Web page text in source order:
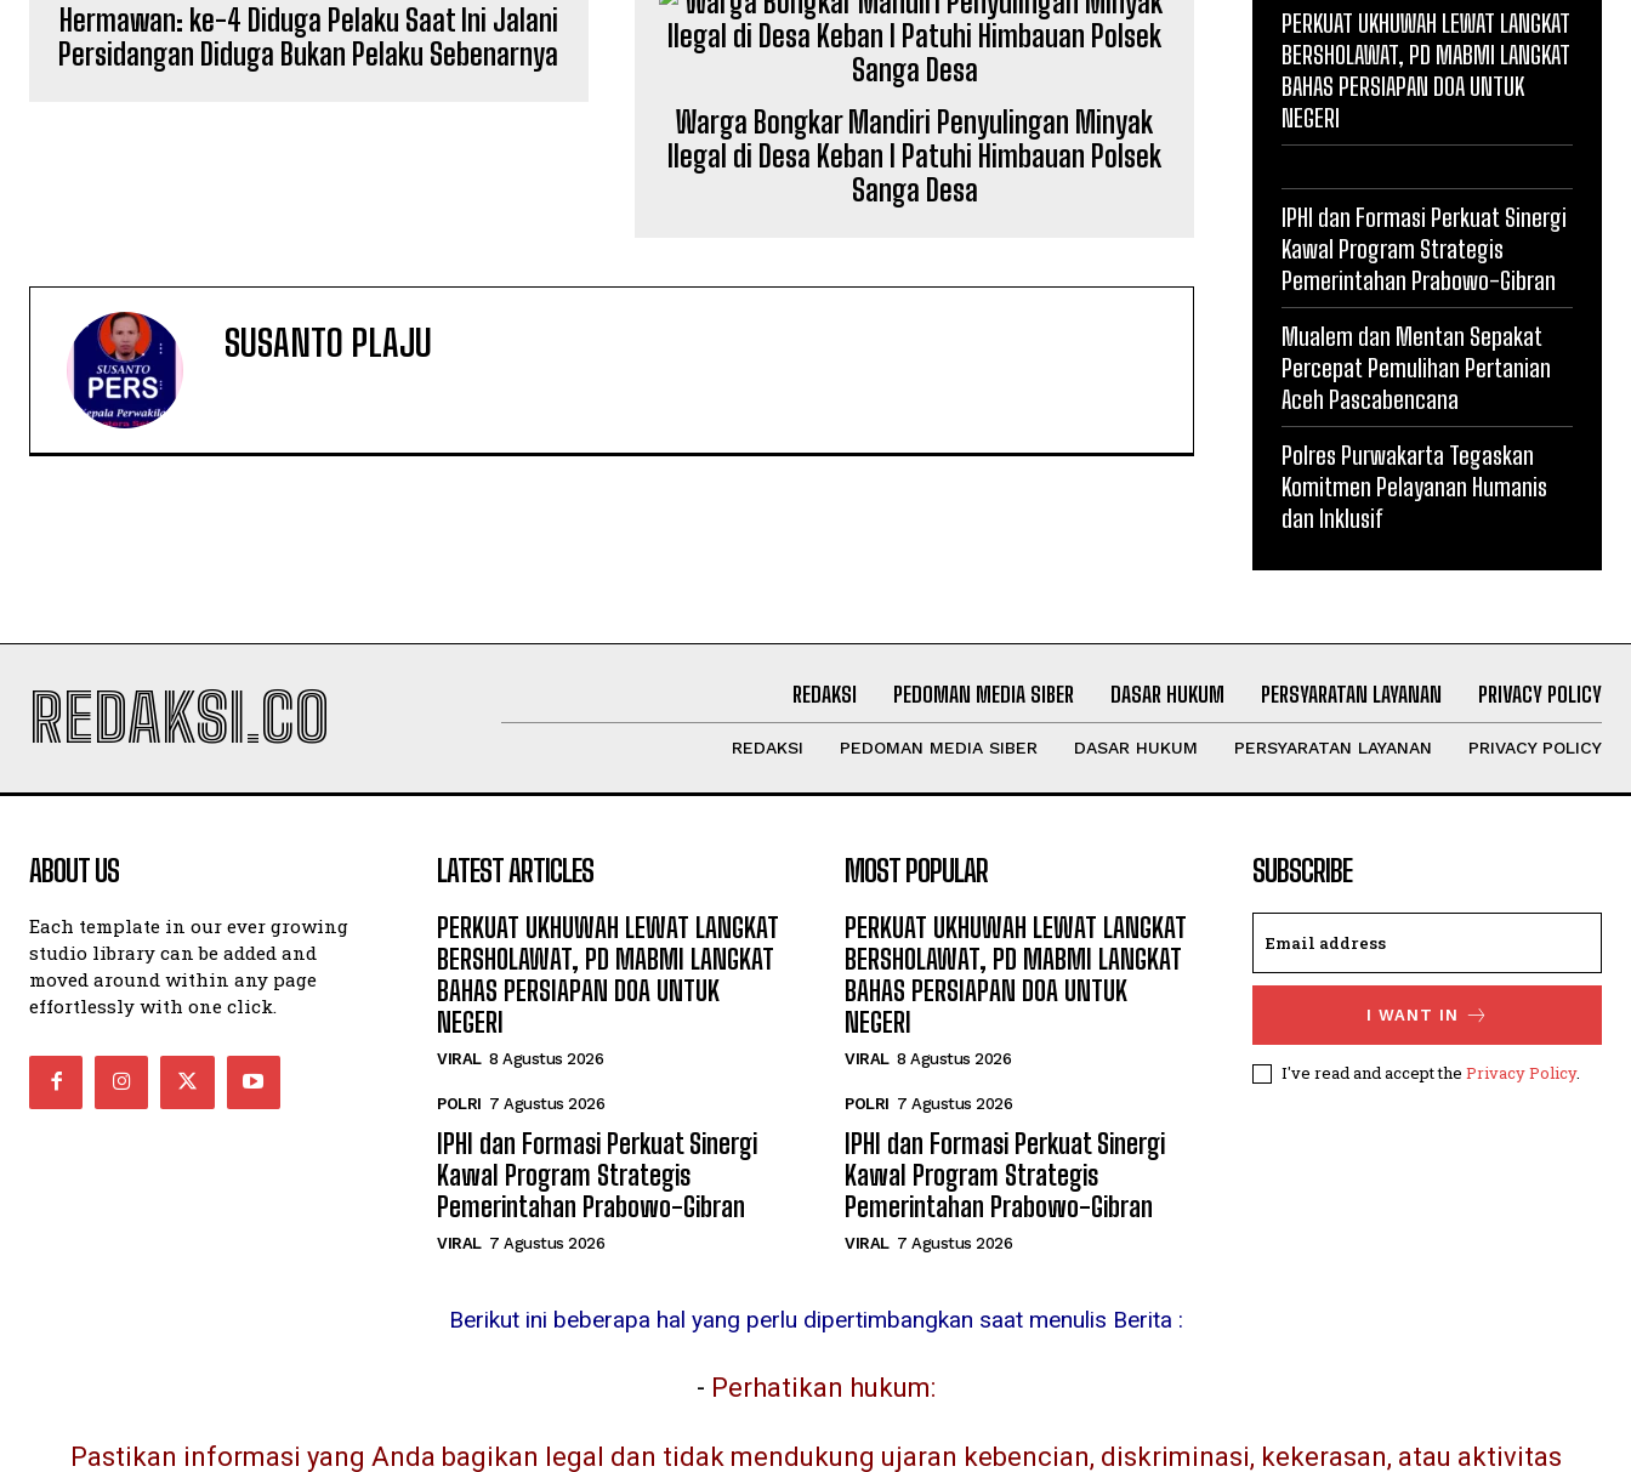
Hermawan: ke-4 Diduga Pelaku Saat Ini Jalani
Persidangan Diduga Bukan Pelaku Sebenarnya
Warga Bongkar Mandiri Penyulingan Minyak
Ilegal di Desa Keban I Patuhi Himbauan Polsek
Sanga Desa
SUSANTO PLAJU
PERKUAT UKHUWAH LEWAT LANGKAT
BERSHOLAWAT, PD MABMI LANGKAT
BAHAS PERSIAPAN DOA UNTUK
NEGERI
IPHI dan Formasi Perkuat Sinergi
Kawal Program Strategis
Pemerintahan Prabowo-Gibran
Mualem dan Mentan Sepakat
Percepat Pemulihan Pertanian
Aceh Pascabencana
Polres Purwakarta Tegaskan
Komitmen Pelayanan Humanis
dan Inklusif
REDAKSI.CO REDAKSI PEDOMAN MEDIA SIBER DASAR HUKUM PERSYARATAN LAYANAN PRIVACY POLICY
REDAKSI PEDOMAN MEDIA SIBER DASAR HUKUM PERSYARATAN LAYANAN PRIVACY POLICY
ABOUT US
Each template in our ever growing
studio library can be added and
moved around within any page
effortlessly with one click.
LATEST ARTICLES
PERKUAT UKHUWAH LEWAT LANGKAT
BERSHOLAWAT, PD MABMI LANGKAT
BAHAS PERSIAPAN DOA UNTUK
NEGERI
VIRAL 8 Agustus 2026
POLRI 7 Agustus 2026
IPHI dan Formasi Perkuat Sinergi
Kawal Program Strategis
Pemerintahan Prabowo-Gibran
VIRAL 7 Agustus 2026
MOST POPULAR
PERKUAT UKHUWAH LEWAT LANGKAT
BERSHOLAWAT, PD MABMI LANGKAT
BAHAS PERSIAPAN DOA UNTUK
NEGERI
VIRAL 8 Agustus 2026
POLRI 7 Agustus 2026
IPHI dan Formasi Perkuat Sinergi
Kawal Program Strategis
Pemerintahan Prabowo-Gibran
VIRAL 7 Agustus 2026
SUBSCRIBE
I WANT IN
I've read and accept the Privacy Policy.
Berikut ini beberapa hal yang perlu dipertimbangkan saat menulis Berita :
- Perhatikan hukum:
Pastikan informasi yang Anda bagikan legal dan tidak mendukung ujaran kebencian, diskriminasi, kekerasan, atau aktivitas